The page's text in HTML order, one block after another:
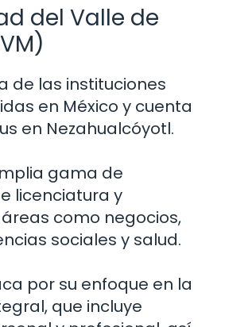
del Valle de
de las instituciones
en México y cuenta
en Nezahualcóyotl.
gama de
licenciatura y
como negocios,
sociales y salud.
por su enfoque en la
que incluye